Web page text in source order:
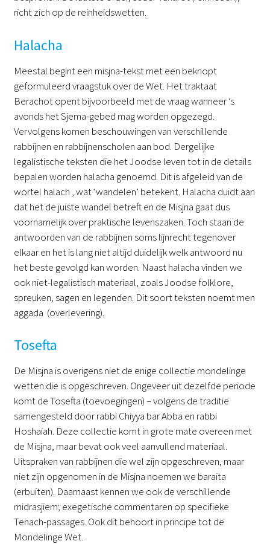
richt zich op de reinheidswetten.
Halacha
Meestal begint een misjna-tekst met een beknopt
geformuleerd vraagstuk over de Wet. Het traktaat
Berachot opent bijvoorbeeld met de vraag wanneer ’s
avonds het Sjema-gebed mag worden opgezegd.
Vervolgens komen beschouwingen van verschillende
rabbijnen en rabbijnenscholen aan bod. Dergelijke
legalistische teksten die het Joodse leven tot in de details
bepalen worden halacha genoemd. Dit is afgeleid van de
wortel halach , wat ‘wandelen’ betekent. Halacha duidt aan
dat het de juiste wandel betreft en de Misjna gaat dus
voornamelijk over praktische levenszaken. Toch staan de
antwoorden van de rabbijnen soms lijnrecht tegenover
elkaar en het is lang niet altijd duidelijk welk antwoord nu
het beste gevolgd kan worden. Naast halacha vinden we
ook niet-legalistisch materiaal, zoals Joodse folklore,
spreuken, sagen en legenden. Dit soort teksten noemt men
aggada (overlevering).
Tosefta
De Misjna is overigens niet de enige collectie mondelinge
wetten die is opgeschreven. Ongeveer uit dezelfde periode
komt de Tosefta (toevoegingen) – volgens de traditie
samengesteld door rabbi Chiyya bar Abba en rabbi
Hoshaiah. Deze collectie komt in grote mate overeen met
de Misjna, maar bevat ook veel aanvullend materiaal.
Uitspraken van rabbijnen die wel zijn opgeschreven, maar
niet zijn opgenomen in de Misjna noemen we baraita
(erbuiten). Daarnaast kennen we ook de verschillende
midrasjiem; exegetische commentaren op specifieke
Tenach-passages. Ook dit behoort in principe tot de
Mondelinge Wet.